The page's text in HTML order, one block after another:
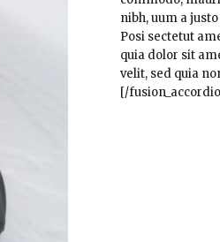
nibh, uum a
Posi sectetut
quia dolor sit
velit, sed quia
[/